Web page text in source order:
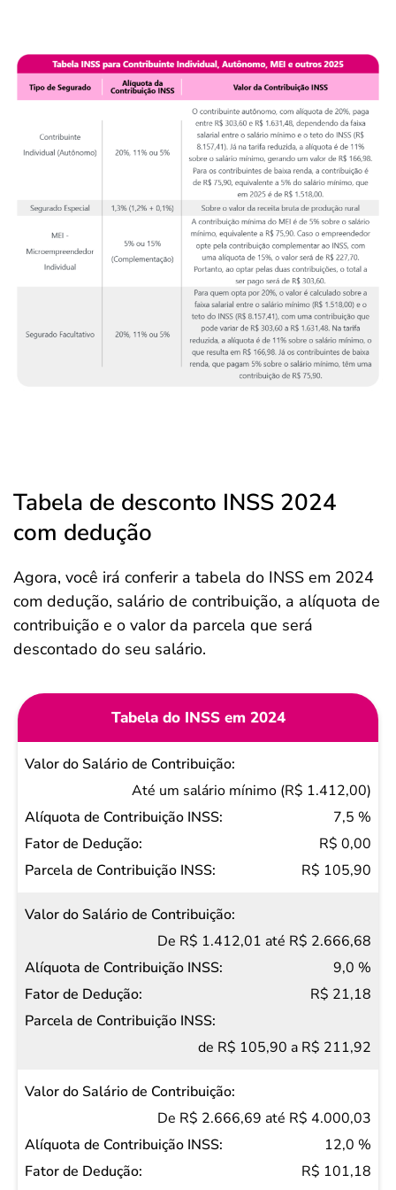
Tabela de desconto INSS 2024
com dedução
Agora, você irá conferir a tabela do INSS em 2024
com dedução, salário de contribuição, a alíquota de
contribuição e o valor da parcela que será
descontado do seu salário.
Tabela do INSS em 2024
Valor do
Contribuição
Alíquota de
Contribuição
Fator de
Parcela de
Contribuição
INSS
Até um salário mínimo (R$ 1.412,00)
7,5 %
R$ 0,00
R$ 105,90
De R$ 1.412,01 até R$ 2.666,68
9,0 %
R$ 21,18
de R$ 105,90 a R$ 211,92
De R$ 2.666,69 até R$ 4.000,03
12,0 %
R$ 101,18